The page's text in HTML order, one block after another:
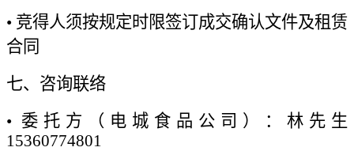
• 竞得人须按规定时限签订成交确认文件及租赁
合同
七、咨询联络
• 委托方（电城食品公司）：林先生
15360774801